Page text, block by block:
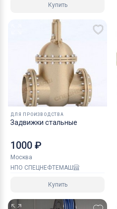
Купить
ДЛЯ ПРОИЗВОДСТВА
Задвижки стальные
1000 ₽
Москва
НПО СПЕЦНЕФТЕМАШ
Купить